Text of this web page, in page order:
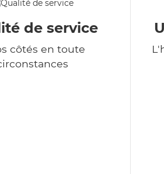
de service
côtés en toute